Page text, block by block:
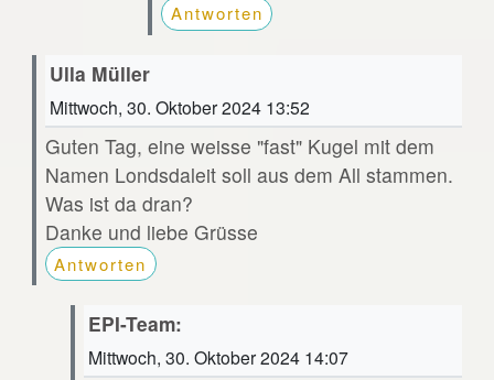
Antworten
Ulla Müller
Mittwoch, 30. Oktober 2024 13:52
Guten Tag, eine weisse "fast" Kugel mit dem
Namen Londsdaleit soll aus dem All stammen.
Was ist da dran?
Danke und liebe Grüsse
Antworten
EPI-Team:
Mittwoch, 30. Oktober 2024 14:07